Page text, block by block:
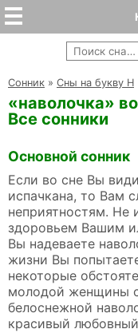
Cонник » Сны на букву Н
«наволочка»
Все сонники
Основной сонник
Если во сне Вы
испачкана, то Вам
неприятностям. Не
здоровьем Вашим
Вы надеваете
жизни Вы
некоторые
молодой женщины
белоснежной
красивый